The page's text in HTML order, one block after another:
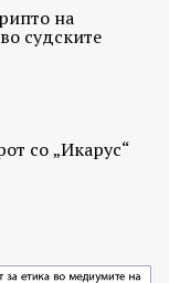
на
судските
со „Икарус“